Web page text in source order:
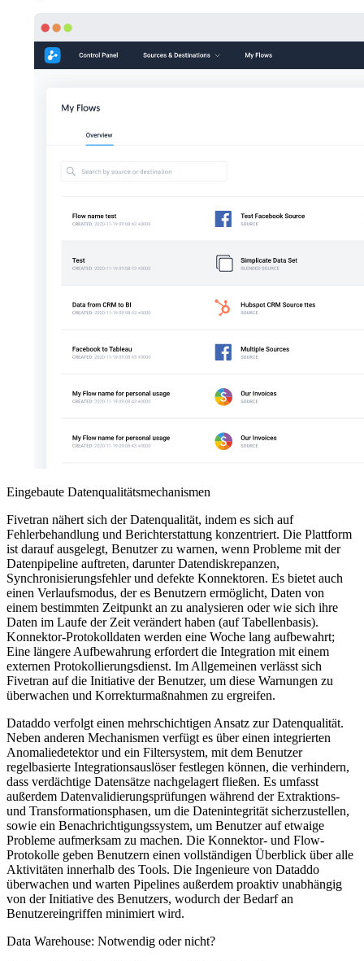
Eingebaute Datenqualitätsmechanismen
Fivetran nähert sich der Datenqualität, indem es sich auf
Fehlerbehandlung und Berichterstattung konzentriert. Die Plattform
ist darauf ausgelegt, Benutzer zu warnen, wenn Probleme mit der
Datenpipeline auftreten, darunter Datendiskrepanzen,
Synchronisierungsfehler und defekte Konnektoren. Es bietet auch
einen Verlaufsmodus, der es Benutzern ermöglicht, Daten von
einem bestimmten Zeitpunkt an zu analysieren oder wie sich ihre
Daten im Laufe der Zeit verändert haben (auf Tabellenbasis).
Konnektor-Protokolldaten werden eine Woche lang aufbewahrt;
Eine längere Aufbewahrung erfordert die Integration mit einem
externen Protokollierungsdienst. Im Allgemeinen verlässt sich
Fivetran auf die Initiative der Benutzer, um diese Warnungen zu
überwachen und Korrekturmaßnahmen zu ergreifen.
Dataddo verfolgt einen mehrschichtigen Ansatz zur Datenqualität.
Neben anderen Mechanismen verfügt es über einen integrierten
Anomaliedetektor und ein Filtersystem, mit dem Benutzer
regelbasierte Integrationsauslöser festlegen können, die verhindern,
dass verdächtige Datensätze nachgelagert fließen. Es umfasst
außerdem Datenvalidierungsprüfungen während der Extraktions-
und Transformationsphasen, um die Datenintegrität sicherzustellen,
sowie ein Benachrichtigungssystem, um Benutzer auf etwaige
Probleme aufmerksam zu machen. Die Konnektor- und Flow-
Protokolle geben Benutzern einen vollständigen Überblick über alle
Aktivitäten innerhalb des Tools. Die Ingenieure von Dataddo
überwachen und warten Pipelines außerdem proaktiv unabhängig
von der Initiative des Benutzers, wodurch der Bedarf an
Benutzereingriffen minimiert wird.
Data Warehouse: Notwendig oder nicht?